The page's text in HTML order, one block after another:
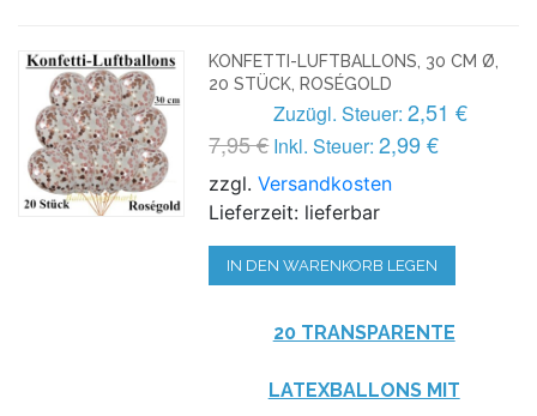
KONFETTI-LUFTBALLONS, 30 CM Ø,
20 STÜCK, ROSÉGOLD
7,95 €
Zuzügl. Steuer: 2,51 €
Inkl. Steuer: 2,99 €
zzgl.Versandkosten
Lieferzeit: lieferbar
IN DEN WARENKORB LEGEN
20 TRANSPARENTE
LATEXBALLONS MIT